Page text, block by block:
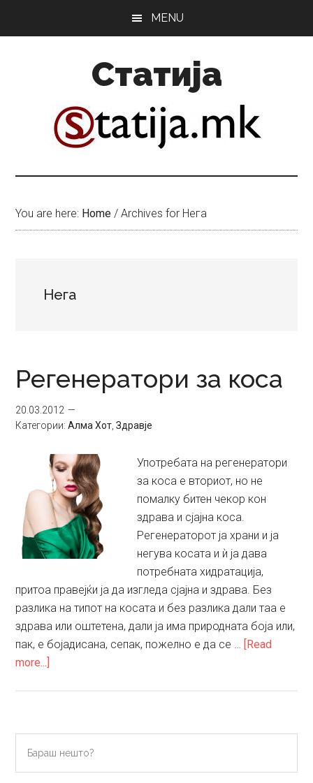
MENU
Статија
You are here: Home / Archives for Нега
Нега
Регенератори за коса
20.03.2012
Категории:Алма Хот ,Здравје
Употребата на регенератори
за коса е вториот, но не
помалку битен чекор кон
здрава и сјајна коса.
Регенераторот ја храни и ја
негува косата и ѝ ја дава
потребната хидратација,
притоа правејќи ја да изгледа сјајна и здрава. Без
разлика на типот на косата и без разлика дали таа е
здрава или оштетена, дали ја има природната боја или,
пак, е бојадисана, сепак, пожелно е да се … [Read
more...]
Primary
Sidebar
нешто?